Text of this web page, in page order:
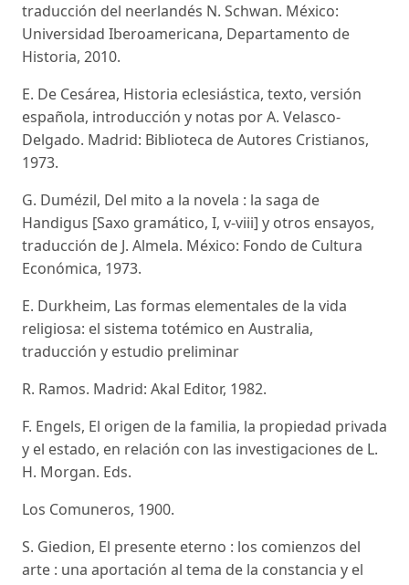
traducción del neerlandés N. Schwan. México:
Universidad Iberoamericana, Departamento de
Historia, 2010.
E. De Cesárea, Historia eclesiástica, texto, versión
española, introducción y notas por A. Velasco-
Delgado. Madrid: Biblioteca de Autores Cristianos,
1973.
G. Dumézil, Del mito a la novela : la saga de
Handigus [Saxo gramático, I, v-viii] y otros ensayos,
traducción de J. Almela. México: Fondo de Cultura
Económica, 1973.
E. Durkheim, Las formas elementales de la vida
religiosa: el sistema totémico en Australia,
traducción y estudio preliminar
R. Ramos. Madrid: Akal Editor, 1982.
F. Engels, El origen de la familia, la propiedad privada
y el estado, en relación con las investigaciones de L.
H. Morgan. Eds.
Los Comuneros, 1900.
S. Giedion, El presente eterno : los comienzos del
arte : una aportación al tema de la constancia y el